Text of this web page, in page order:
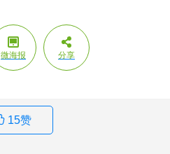
微海报 分享
15赞